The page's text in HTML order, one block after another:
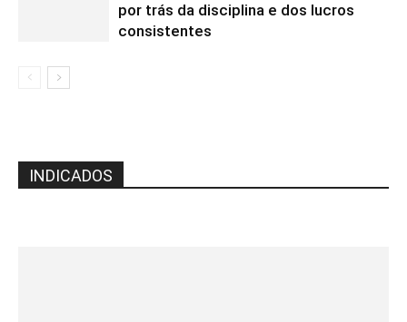
por trás da disciplina e dos lucros
consistentes
INDICADOS